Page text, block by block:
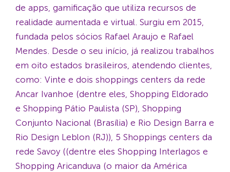
de apps, gamificação que utiliza recursos de
realidade aumentada e virtual. Surgiu em 2015,
fundada pelos sócios Rafael Araujo e Rafael
Mendes. Desde o seu início, já realizou trabalhos
em oito estados brasileiros, atendendo clientes,
como: Vinte e dois shoppings centers da rede
Ancar Ivanhoe (dentre eles, Shopping Eldorado
e Shopping Pátio Paulista (SP), Shopping
Conjunto Nacional (Brasília) e Rio Design Barra e
Rio Design Leblon (RJ)), 5 Shoppings centers da
rede Savoy ((dentre eles Shopping Interlagos e
Shopping Aricanduva (o maior da América